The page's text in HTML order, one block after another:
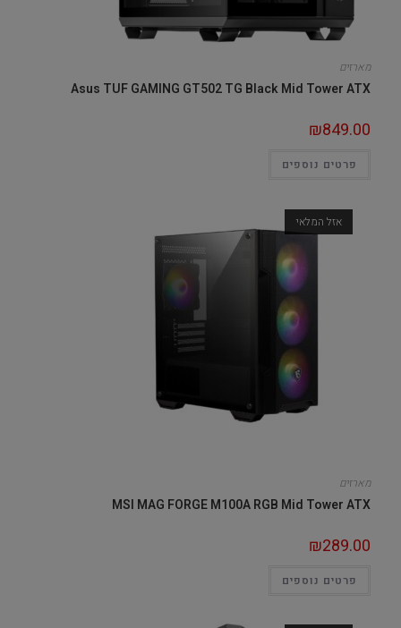
מארזים
Asus TUF GAMING GT502 TG Black Mid Tower ATX
₪849.00
פרטים נוספים
אזל המלאי
מארזים
MSI MAG FORGE M100A RGB Mid Tower ATX
₪289.00
פרטים נוספים